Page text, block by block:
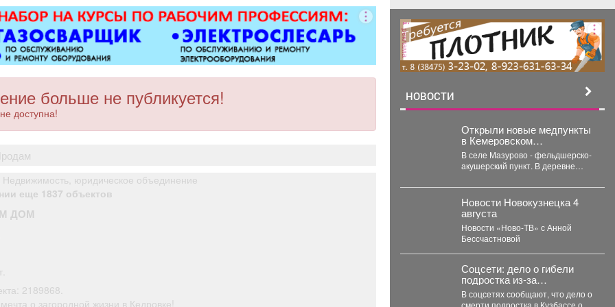
магнитол,
электроусилителей
руля,
многофункциональных
дисплеев, и многого
другого. Быстро,
после осмотра
больше не публикуется!
доступна!
продам
Недвижимость, юридическое объединение
еще 1837 объектов
ДОМ
2189868.
о загородной жизни в Кедровке!
реклама
НОВОСТИ
Открыли новые медпункты
в Кемеровском
муниципальном округе.
В селе Мазурово - фельдшерско-
акушерский пункт. В деревне
здравпункт. В модульных...
Новости Новокузнецка 4
августа
Новости «Ново-ТВ» с Анной
Бессчастновой
Соцсети: дело о гибели
подростка из-за
"охотников" в Кузбассе
получило шокирующее
В соцсетях сообщают, что дело о